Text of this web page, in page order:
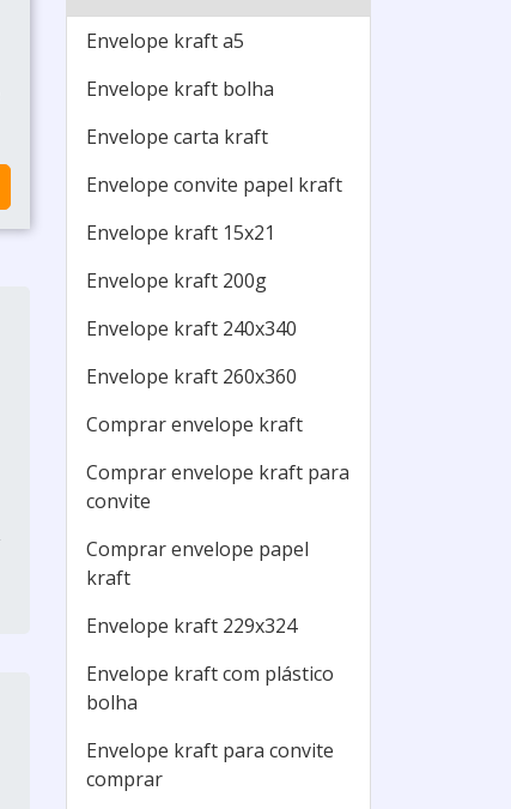
Envelope kraft a5
Envelope kraft bolha
Envelope carta kraft
Envelope convite papel kraft
Envelope kraft 15x21
Envelope kraft 200g
Envelope kraft 240x340
Envelope kraft 260x360
Comprar envelope kraft
Comprar envelope kraft para
convite
Comprar envelope papel
kraft
Envelope kraft 229x324
Envelope kraft com plástico
bolha
Envelope kraft para convite
comprar